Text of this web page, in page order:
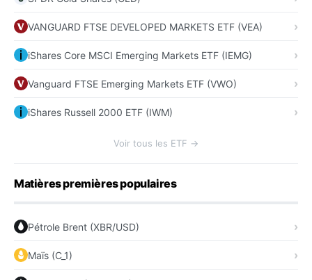
VANGUARD FTSE DEVELOPED MARKETS ETF (VEA)
iShares Core MSCI Emerging Markets ETF (IEMG)
Vanguard FTSE Emerging Markets ETF (VWO)
iShares Russell 2000 ETF (IWM)
Voir tous les ETF →
Matières premières populaires
Pétrole Brent (XBR/USD)
Maïs (C_1)